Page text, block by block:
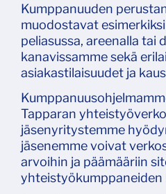
Kumppanuuden
muodostavat
peliasussa, areenalla tai
kanavissamme sekä
asiakastilaisuudet ja
Tapparan
jäsenyritystemme
jäsenemme voivat
arvoihin ja päämääriin
yhteistyökumppaneiden